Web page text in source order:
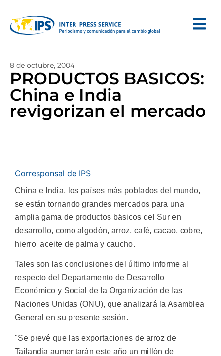
8 de octubre, 2004
PRODUCTOS BASICOS:
China e India
revigorizan el mercado
Corresponsal de IPS
China e India, los países más poblados del mundo,
se están tornando grandes mercados para una
amplia gama de productos básicos del Sur en
desarrollo, como algodón, arroz, café, cacao, cobre,
hierro, aceite de palma y caucho.
Tales son las conclusiones del último informe al
respecto del Departamento de Desarrollo
Económico y Social de la Organización de las
Naciones Unidas (ONU), que analizará la Asamblea
General en su presente sesión.
"Se prevé que las exportaciones de arroz de
Tailandia aumentarán este año un millón de